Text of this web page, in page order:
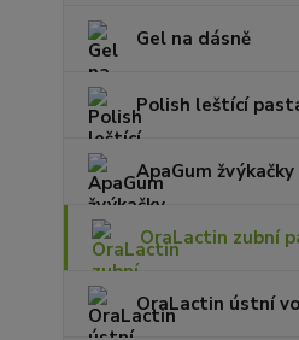
Gel na dásně
Polish leštící
ApaGum žvýkačky
OraLactin zubní
OraLactin ústní